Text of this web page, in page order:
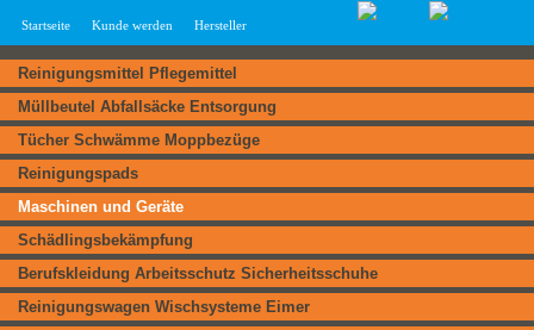
Startseite Kunde werden Hersteller
Reinigungsmittel Pflegemittel
Müllbeutel Abfallsäcke Entsorgung
Tücher Schwämme Moppbezüge
Reinigungspads
Maschinen und Geräte
Schädlingsbekämpfung
Berufskleidung Arbeitsschutz Sicherheitsschuhe
Reinigungswagen Wischsysteme Eimer